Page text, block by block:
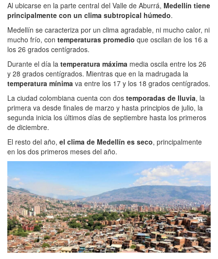
Al ubicarse en la parte central del Valle de Aburrá, Medellín tiene
principalmente con un clima subtropical húmedo.
Medellín se caracteriza por un clima agradable, ni mucho calor, ni
mucho frío, con temperaturas promedio que oscilan de los 16 a
los 26 grados centígrados.
Durante el día la temperatura máxima media oscila entre los 26
y 28 grados centígrados. Mientras que en la madrugada la
temperatura mínima va entre los 17 y los 18 grados centígrados.
La ciudad colombiana cuenta con dos temporadas de lluvia, la
primera va desde finales de marzo y hasta principios de julio, la
segunda inicia los últimos días de septiembre hasta los primeros
de diciembre.
El resto del año, el clima de Medellín es seco, principalmente
en los dos primeros meses del año.